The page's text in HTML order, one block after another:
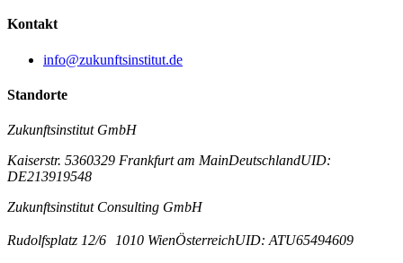
Kontakt
info@zukunftsinstitut.de
Standorte
Zukunftsinstitut GmbH
Kaiserstr. 5360329 Frankfurt am MainDeutschlandUID:
DE213919548
Zukunftsinstitut Consulting GmbH
Rudolfsplatz 12/6 1010 WienÖsterreichUID: ATU65494609